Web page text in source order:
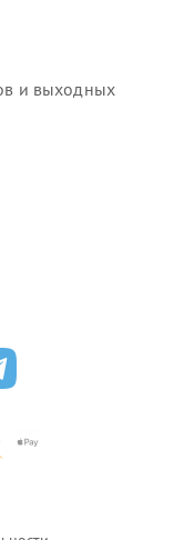
и выходных